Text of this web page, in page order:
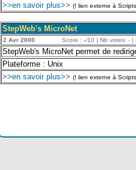
>>en savoir plus>> (! lien externe à
StepWeb's MicroNet
2 Avr 2000 Score : -/10 | Nb votes: - |
StepWeb's MicroNet permet de
Plateforme : Unix
>>en savoir plus>> (! lien externe à